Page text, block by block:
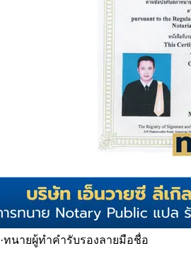
·ทนายผู้ทำคำรับรองลายมือชื่อ